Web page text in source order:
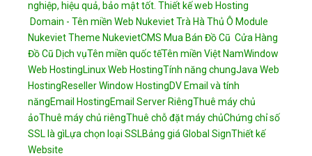
nghiệp, hiệu quả, bảo mật tốt. Thiết kế web Hosting
Domain - Tên miền Web NukevietTrà Hà Thủ Ô Module
NukevietTheme NukevietCMS Mua Bán Đồ Cũ Cửa Hàng
Đồ Cũ Dịch vụTên miền quốc tếTên miền Việt NamWindow
Web HostingLinux Web HostingTính năng chungJava Web
HostingReseller Window HostingDV Email và tính
năngEmail HostingEmail Server RiêngThuê máy chủ
ảoThuê máy chủ riêngThuê chỗ đặt máy chủChứng chỉ số
SSL là gìLựa chọn loại SSLBảng giá Global SignThiết kế
Website